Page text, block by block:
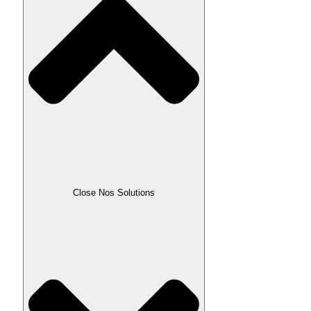
Close Nos Solutions